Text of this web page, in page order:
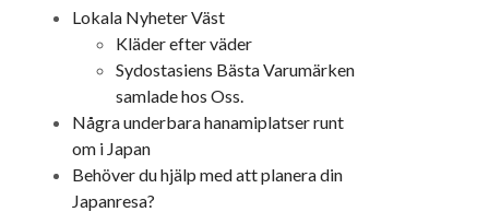
Lokala Nyheter Väst
Kläder efter väder
Sydostasiens Bästa Varumärken
samlade hos Oss.
Några underbara hanamiplatser runt
om i Japan
Behöver du hjälp med att planera din
Japanresa?